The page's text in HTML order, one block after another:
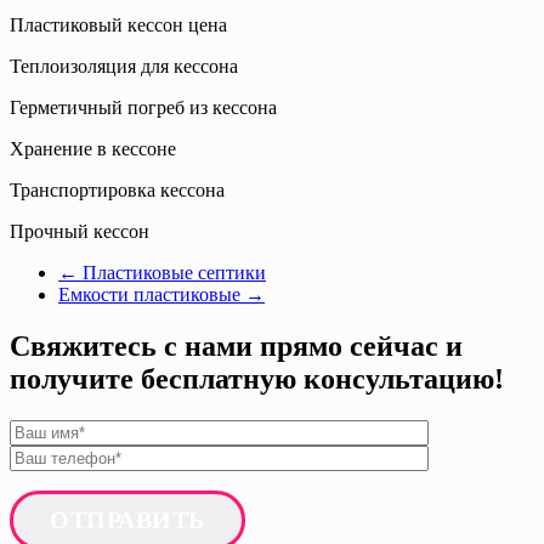
Пластиковый кессон цена
Теплоизоляция для кессона
Герметичный погреб из кессона
Хранение в кессоне
Транспортировка кессона
Прочный кессон
← Пластиковые септики
Емкости пластиковые →
Свяжитесь с нами прямо сейчас и
получите бесплатную консультацию!